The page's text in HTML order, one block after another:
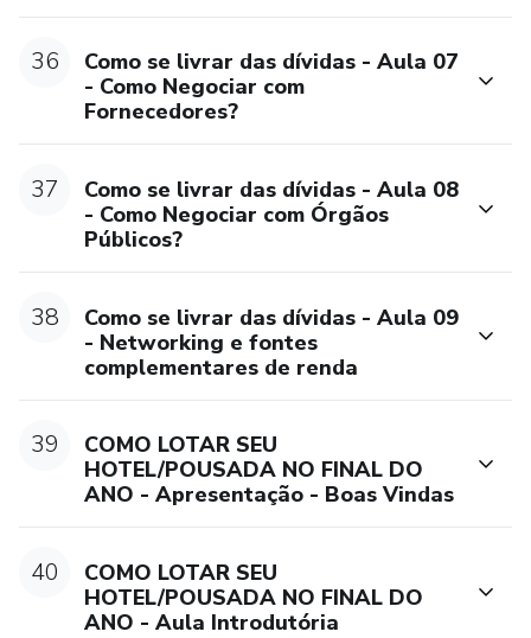
36
Como se livrar das dívidas - Aula 07
- Como Negociar com
Fornecedores?
37
Como se livrar das dívidas - Aula 08
- Como Negociar com Órgãos
Públicos?
38
Como se livrar das dívidas - Aula 09
- Networking e fontes
complementares de renda
39
COMO LOTAR SEU
HOTEL/POUSADA NO FINAL DO
ANO - Apresentação - Boas Vindas
40
COMO LOTAR SEU
HOTEL/POUSADA NO FINAL DO
ANO - Aula Introdutória